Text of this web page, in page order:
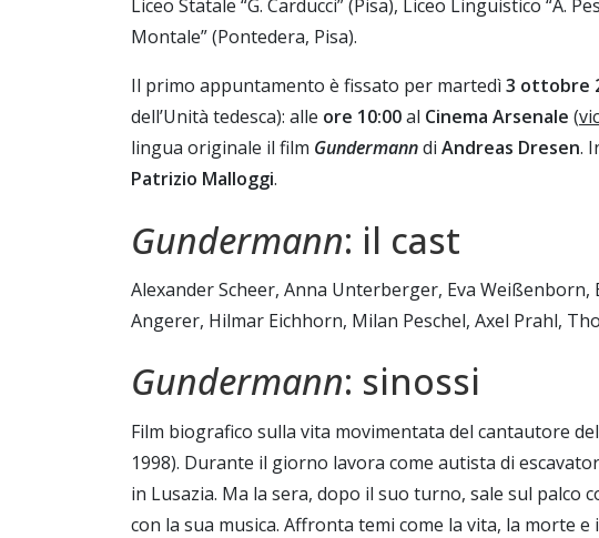
Liceo Statale “G. Carducci” (Pisa), Liceo Linguistico “A.
Montale” (Pontedera, Pisa).
Il primo appuntamento è fissato per martedì3 ottobre
dell’Unità tedesca): alle ore 10:00al Cinema Arsenale (
lingua originale il film Gundermanndi Andreas Dresen.
Patrizio Malloggi.
Gundermann: il cast
Alexander Scheer, Anna Unterberger, Eva Weißenborn,
Angerer, Hilmar Eichhorn, Milan Peschel, Axel Prahl,
Gundermann: sinossi
Film biografico sulla vita movimentata del cantautore
1998). Durante il giorno lavora come autista di
in Lusazia. Ma la sera, dopo il suo turno, sale sul palco
con la sua musica. Affronta temi come la vita, la morte